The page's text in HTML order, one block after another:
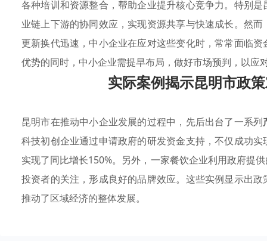
各种培训和资源整合，帮助企业提升核心竞争力。特别是
业链上下游的协同效应，实现资源共享与快速成长。然
更新换代迅速，中小企业在应对这些变化时，常常面临
优势的同时，中小企业需提早布局，做好市场预判，以应
实际案例揭示昆明市政
昆明市在推动中小企业发展的过程中，先后出台了一系列
科技初创企业通过申请政府的研发资金支持，不仅成功
实现了同比增长150%。另外，一家餐饮企业利用政府提
投资者的关注，形成良好的品牌效应。这些实例显示出
推动了区域经济的整体发展。